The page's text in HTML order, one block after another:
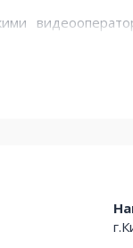
системы
студийные